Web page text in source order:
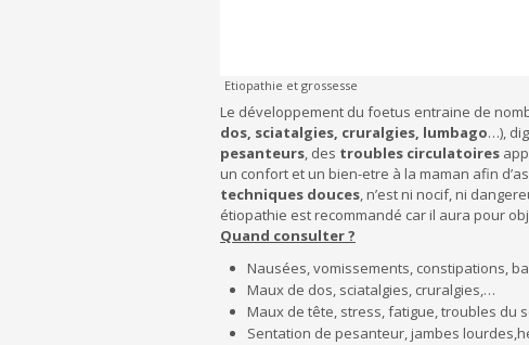
Etiopathie et grossesse
Le développement du foetus entraine de
dos, sciatalgies, cruralgies, lumbago…),
pesanteurs, des troubles circulatoires
un confort et un bien-etre à la maman afin
techniques douces, n’est ni nocif, ni
étiopathie est recommandé car il aura pour
Quand consulter ?
Nausées, vomissements, constipations,
Maux de dos, sciatalgies, cruralgies,…
Maux de tête, stress, fatigue, troubles du
Sentation de pesanteur, jambes